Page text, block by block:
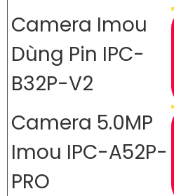
Camera Imou
Dùng Pin IPC-
B32P-V2
Camera 5.0MP
Imou IPC-A52P-
PRO